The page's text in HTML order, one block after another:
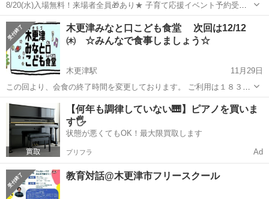
8/20(水)入場無料！来場者全員🎁あり★ 子育て応援イベント予約受付
中 〖千葉県/木更津エリア〗 ♡┈┈┈┈┈┈┈┈┈┈┈┈┈┈┈♡ 👶
ベビーも👨‍👩‍👧パパママも🤰プレママも大歓迎！ 🗓8/20(水...
千葉 木更津市 木更津駅 ママハピ
木更津みなと口こども食堂 次回は12/12
㈭ ☆みんなで食事しましょう☆
木更津駅
11月29日
この回より、会食の終了時間を変更しております。 ご利用は１８３０
迄に受付をお願い致します。 ★事業のご紹介★ ①【こども食堂（会
食）】 開催日：毎月第二木曜日 時間：１７３０～１９００
料金 こども１００...
千葉 木更津市 木更津駅 こども食堂
【何年も調律していない🎹】ピアノを買いま
す🖐️
状態が悪くてもOK！最大限買取します
プリフラ Ad
教育対話@木更津市フリースクール